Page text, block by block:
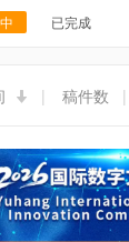
已完成
| 稿件数 |